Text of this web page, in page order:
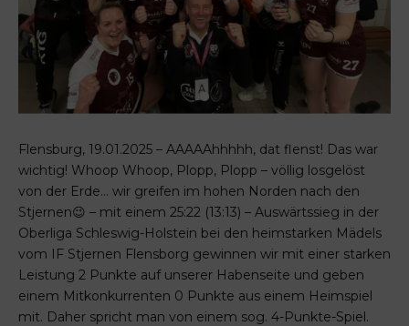
Flensburg, 19.01.2025 – AAAAAhhhhh, dat flenst! Das war
wichtig! Whoop Whoop, Plopp, Plopp – völlig losgelöst
von der Erde… wir greifen im hohen Norden nach den
Stjernen😉 – mit einem 25:22 (13:13) – Auswärtssieg in der
Oberliga Schleswig-Holstein bei den heimstarken Mädels
vom IF Stjernen Flensborg gewinnen wir mit einer starken
Leistung 2 Punkte auf unserer Habenseite und geben
einem Mitkonkurrenten 0 Punkte aus einem Heimspiel
mit. Daher spricht man von einem sog. 4-Punkte-Spiel.